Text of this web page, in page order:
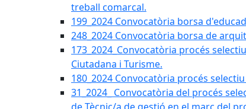
treball comarcal.
199_2024 Convocatòria borsa
248_2024 Convocatòria borsa de
173_2024_Convocatòria procés
Ciutadana i Turisme.
180_2024 Convocatòria procés
31_2024_ Convocatòria del procés